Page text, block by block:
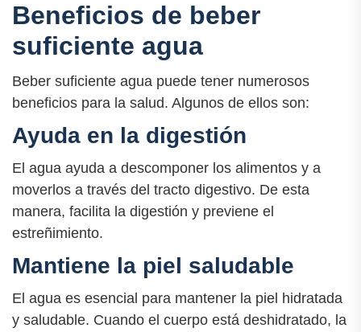
Beneficios de beber
suficiente agua
Beber suficiente agua puede tener numerosos
beneficios para la salud. Algunos de ellos son:
Ayuda en la digestión
El agua ayuda a descomponer los alimentos y a
moverlos a través del tracto digestivo. De esta
manera, facilita la digestión y previene el
estreñimiento.
Mantiene la piel saludable
El agua es esencial para mantener la piel hidratada
y saludable. Cuando el cuerpo está deshidratado, la